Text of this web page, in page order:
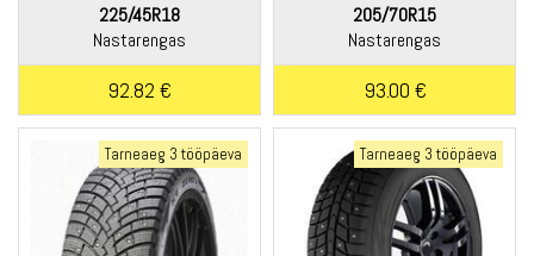
225/45R18
Nastarengas
92.82 €
205/70R15
Nastarengas
93.00 €
Tarneaeg 3 tööpäeva Tarneaeg 3 tööpäeva